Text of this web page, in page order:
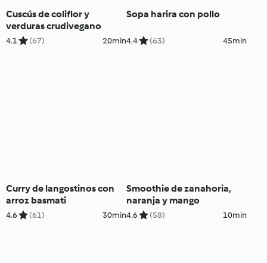
Cuscús de coliflor y
verduras crudivegano
4.1 (67) 20min
Sopa harira con pollo
4.4 (63) 45min
Curry de langostinos con
arroz basmati
4.6 (61) 30min
Smoothie de zanahoria,
naranja y mango
4.6 (58) 10min